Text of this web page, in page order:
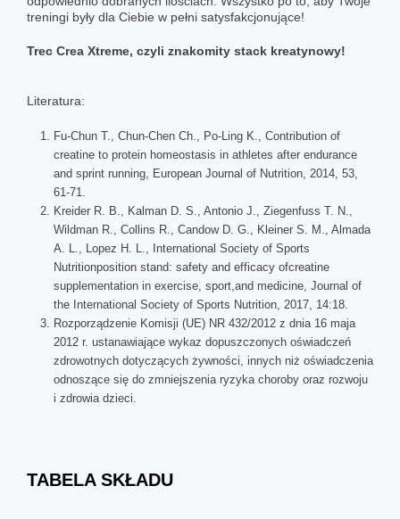
treningi były dla Ciebie w pełni satysfakcjonujące!
Trec Crea Xtreme, czyli znakomity stack kreatynowy!
Literatura:
Fu-Chun T., Chun-Chen Ch., Po-Ling K., Contribution of
creatine to protein homeostasis in athletes after endurance
and sprint running, European Journal of Nutrition, 2014, 53,
61-71.
Kreider R. B., Kalman D. S., Antonio J., Ziegenfuss T. N.,
Wildman R., Collins R., Candow D. G., Kleiner S. M., Almada
A. L., Lopez H. L., International Society of Sports
Nutritionposition stand: safety and efficacy ofcreatine
supplementation in exercise, sport,and medicine, Journal of
the International Society of Sports Nutrition, 2017, 14:18.
Rozporządzenie Komisji (UE) NR 432/2012 z dnia 16 maja
2012 r. ustanawiające wykaz dopuszczonych oświadczeń
zdrowotnych dotyczących żywności, innych niż oświadczenia
odnoszące się do zmniejszenia ryzyka choroby oraz rozwoju
i zdrowia dzieci.
TABELA SKŁADU